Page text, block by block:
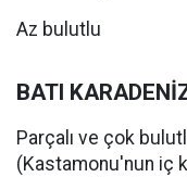
Az bulutlu
BATI
Parçalı ve çok
(Kastamonu'nun iç